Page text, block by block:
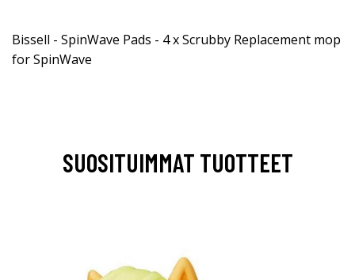
Bissell - SpinWave Pads - 4 x Scrubby Replacement mop
for SpinWave
SUOSITUIMMAT TUOTTEET